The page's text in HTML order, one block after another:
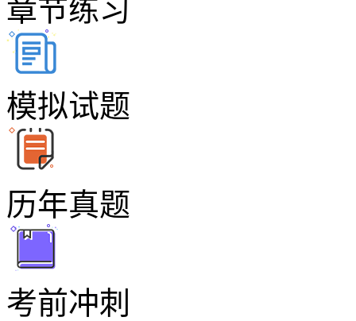
章节练习
模拟试题
历年真题
考前冲刺